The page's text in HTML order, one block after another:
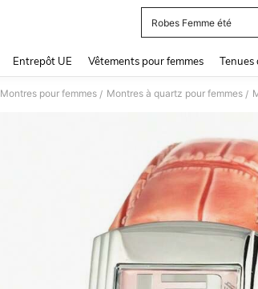
Robes Femme été
Entrepôt UE Vêtements pour femmes Tenues
Montres pour femmes / Montres à quartz pour femmes /